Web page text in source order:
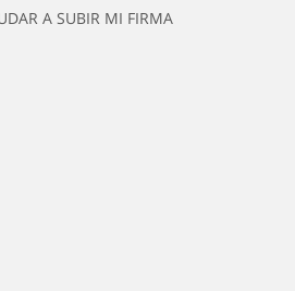
A SUBIR MI FIRMA